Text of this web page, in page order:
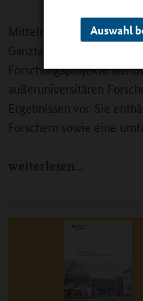
Auswahl
Mitteln des
Ganztagsschulprogramm.
Forschungsprojekte aus
außeruniversitären
Ergebnissen vor. Sie
Forschern sowie eine
weiterlesen